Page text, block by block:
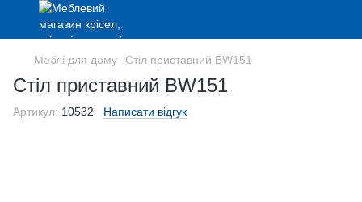
Меблі для дому Стіл приставний BW151
Стіл приставний BW151
Артикул: 10532 Написати відгук